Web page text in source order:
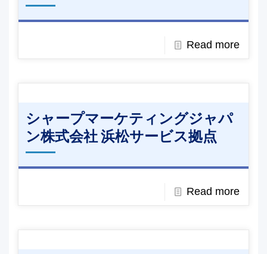
Read more
シャープマーケティングジャパ
ン株式会社 浜松サービス拠点
Read more